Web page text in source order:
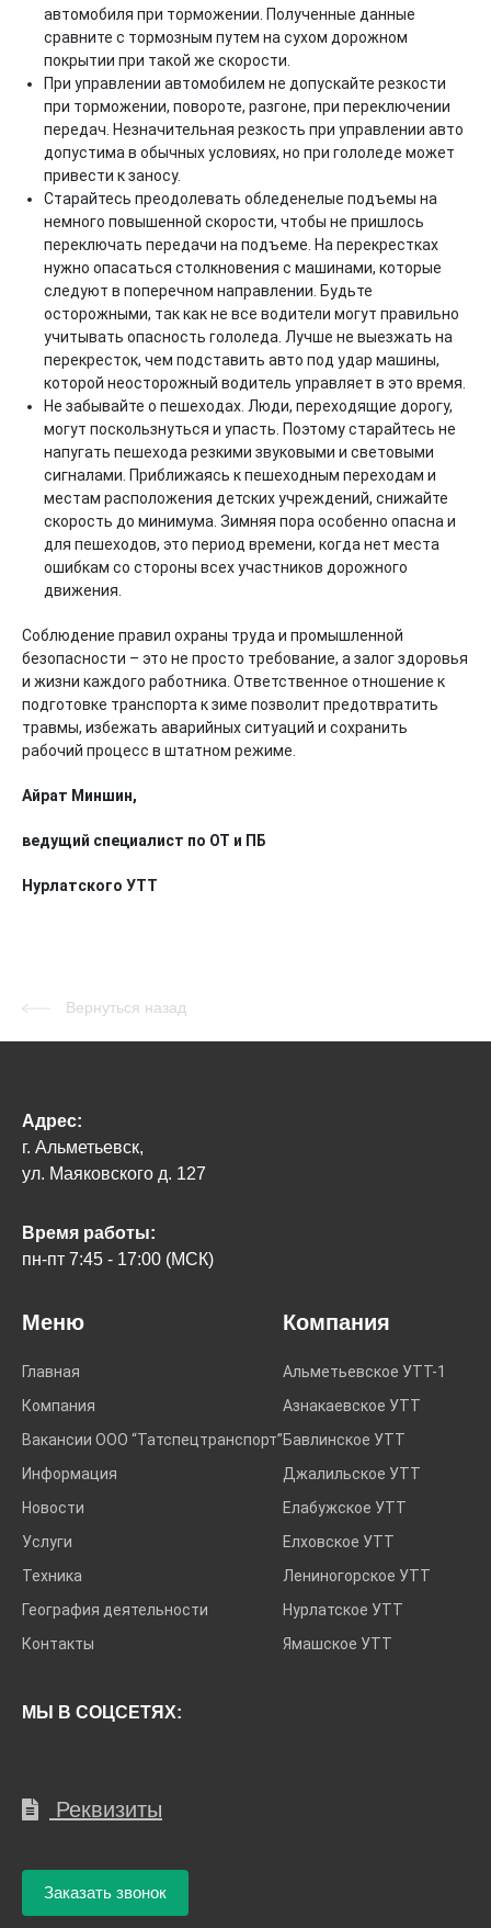
автомобиля при торможении. Полученные данные
сравните с тормозным путем на сухом дорожном
покрытии при такой же скорости.
При управлении автомобилем не допускайте резкости
при торможении, повороте, разгоне, при переключении
передач. Незначительная резкость при управлении авто
допустима в обычных условиях, но при гололеде может
привести к заносу.
Старайтесь преодолевать обледенелые подъемы на
немного повышенной скорости, чтобы не пришлось
переключать передачи на подъеме. На перекрестках
нужно опасаться столкновения с машинами, которые
следуют в поперечном направлении. Будьте
осторожными, так как не все водители могут правильно
учитывать опасность гололеда. Лучше не выезжать на
перекресток, чем подставить авто под удар машины,
которой неосторожный водитель управляет в это время.
Не забывайте о пешеходах. Люди, переходящие дорогу,
могут поскользнуться и упасть. Поэтому старайтесь не
напугать пешехода резкими звуковыми и световыми
сигналами. Приближаясь к пешеходным переходам и
местам расположения детских учреждений, снижайте
скорость до минимума. Зимняя пора особенно опасна и
для пешеходов, это период времени, когда нет места
ошибкам со стороны всех участников дорожного
движения.
Соблюдение правил охраны труда и промышленной
безопасности – это не просто требование, а залог здоровья
и жизни каждого работника. Ответственное отношение к
подготовке транспорта к зиме позволит предотвратить
травмы, избежать аварийных ситуаций и сохранить
рабочий процесс в штатном режиме.
Айрат Миншин,
ведущий специалист по ОТ и ПБ
Нурлатского УТТ
Вернуться назад
Адрес:
г. Альметьевск,
ул. Маяковского д. 127
Время работы:
пн-пт 7:45 - 17:00 (МСК)
Меню
Главная
Компания
Вакансии ООО “Татспецтранспорт”
Информация
Новости
Услуги
Техника
География деятельности
Контакты
Компания
Альметьевское УТТ-1
Азнакаевское УТТ
Бавлинское УТТ
Джалильское УТТ
Елабужское УТТ
Елховское УТТ
Лениногорское УТТ
Нурлатское УТТ
Ямашское УТТ
МЫ В СОЦСЕТЯХ:
Реквизиты
Заказать звонок